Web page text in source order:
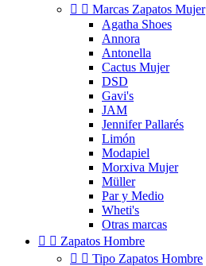
  Marcas Zapatos Mujer
Agatha Shoes
Annora
Antonella
Cactus Mujer
DSD
Gavi's
JAM
Jennifer Pallarés
Limón
Modapiel
Morxiva Mujer
Müller
Par y Medio
Wheti's
Otras marcas
  Zapatos Hombre
  Tipo Zapatos Hombre